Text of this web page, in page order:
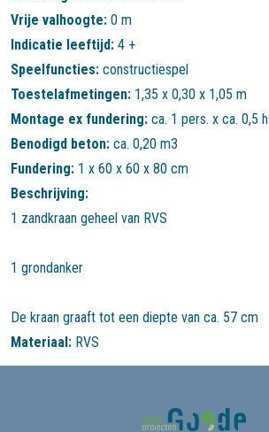
Vrije valhoogte: 0 m
Indicatie leeftijd: 4 +
Speelfuncties: constructiespel
Toestelafmetingen: 1,35 x 0,30 x 1,05 m
Montage ex fundering: ca. 1 pers. x ca. 0,5 h
Benodigd beton: ca. 0,20 m3
Fundering: 1 x 60 x 60 x 80 cm
Beschrijving:
1 zandkraan geheel van RVS
1 grondanker
De kraan graaft tot een diepte van ca. 57 cm
Materiaal: RVS